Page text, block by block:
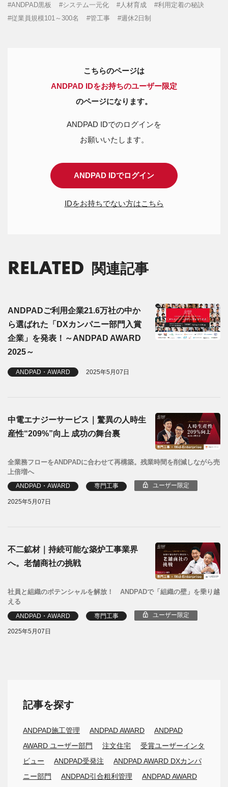
ANDPAD黒板
システム一元化 人材育成
利用定着の秘訣
従業員規模101～300名
管工事 週休2日制
こちらのページは
ANDPAD IDをお持ちのユーザー限定
のページになります。
ANDPAD IDでのログインを
お願いいたします。
ANDPAD IDでログイン
IDをお持ちでない方はこちら
RELATED 関連記事
ANDPADご利用企業21.6万社の中か
ら選ばれた「DXカンパニー部門入賞
企業」を発表！～ANDPAD AWARD
2025～
ANDPAD・AWARD 2025年5月07日
中電エナジーサービス｜驚異の人時生
産性“209%”向上 成功の舞台裏
全業務フローをANDPADに合わせて再構築。残業時間を削減しながら売
上倍増へ
ANDPAD・AWARD 専門工事 ユーザー限定
2025年5月07日
不二鉱材｜持続可能な築炉工事業界
へ。老舗商社の挑戦
社員と組織のポテンシャルを解放！ ANDPADで「組織の壁」を乗り越
える
ANDPAD・AWARD 専門工事 ユーザー限定
2025年5月07日
記事を探す
ANDPAD施工管理 ANDPAD AWARD
ANDPAD
AWARD ユーザー部門
注文住宅
受賞ユーザーインタ
ビュー
ANDPAD受発注
ANDPAD AWARD DXカンパ
ニー部門
ANDPAD引合粗利管理 ANDPAD AWARD